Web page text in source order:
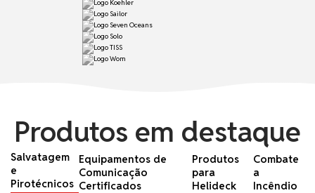
Produtos em destaque
Salvatagem
e
Pirotécnicos
Equipamentos de
Comunicação
Certificados
Produtos
para
Helideck
Combate
a
Incêndio